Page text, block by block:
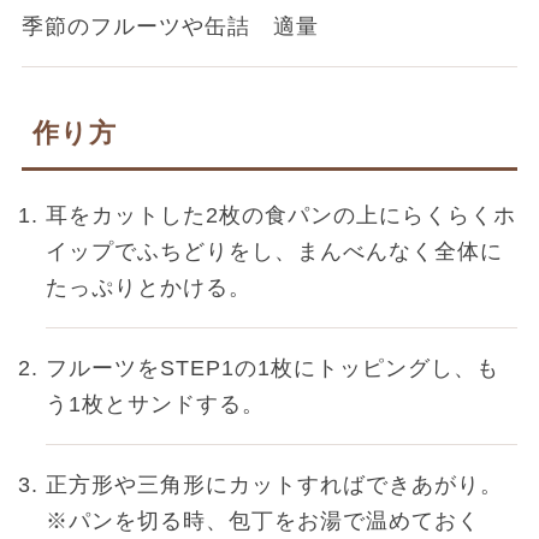
季節のフルーツや缶詰 適量
作り方
耳をカットした2枚の食パンの上にらくらくホ
イップでふちどりをし、まんべんなく全体に
たっぷりとかける。
フルーツをSTEP1の1枚にトッピングし、も
う1枚とサンドする。
正方形や三角形にカットすればできあがり。
※パンを切る時、包丁をお湯で温めておく